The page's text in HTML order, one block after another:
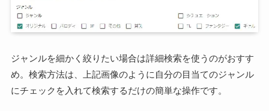
ジャンルを細かく絞りたい場合は詳細検索を使うのがおすす
め。検索方法は、上記画像のように自分の目当てのジャンル
にチェックを入れて検索するだけの簡単な操作です。